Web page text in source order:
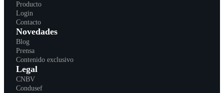
Producto
Login
Contacto
Novedades
Blog
Prensa
Contenido exclusivo
Legal
CNBV
Condusef